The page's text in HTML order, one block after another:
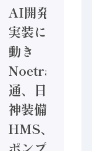
AI開発や社会
実装に活発な
動き
Noetra、富士
通、日立 / 兵
神装備 ×
HMS、老舗